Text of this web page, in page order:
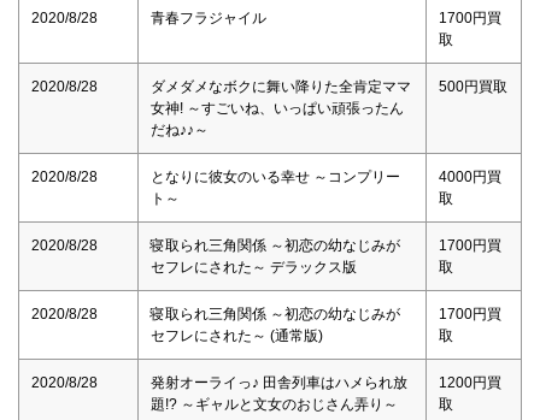
2020/8/28 青春フラジャイル
1700円買
取
2020/8/28
ダメダメなボクに舞い降りた全肯定ママ
女神! ～すごいね、いっぱい頑張ったん
だね♪♪～
500円買取
2020/8/28
となりに彼女のいる幸せ ～コンプリー
ト～
4000円買
取
2020/8/28
寝取られ三角関係 ～初恋の幼なじみが
セフレにされた～ デラックス版
1700円買
取
2020/8/28
寝取られ三角関係 ～初恋の幼なじみが
セフレにされた～ (通常版)
1700円買
取
2020/8/28
発射オーライっ♪ 田舎列車はハメられ放
題!? ～ギャルと文女のおじさん弄り～
1200円買
取